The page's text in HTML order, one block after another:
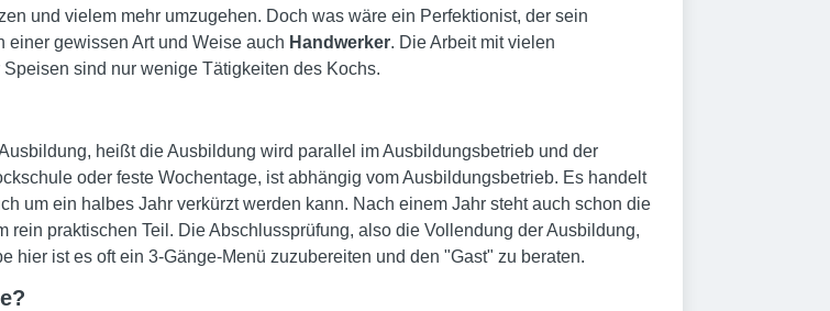
und vielem mehr umzugehen. Doch was wäre ein Perfektionist, der sein
einer gewissen Art und Weise auch Handwerker. Die Arbeit mit vielen
sind nur wenige Tätigkeiten des Kochs.
heißt die Ausbildung wird parallel im Ausbildungsbetrieb und der
oder feste Wochentage, ist abhängig vom Ausbildungsbetrieb. Es handelt
um ein halbes Jahr verkürzt werden kann. Nach einem Jahr steht auch schon die
praktischen Teil. Die Abschlussprüfung, also die Vollendung der Ausbildung,
hier ist es oft ein 3-Gänge-Menü zuzubereiten und den "Gast" zu beraten.